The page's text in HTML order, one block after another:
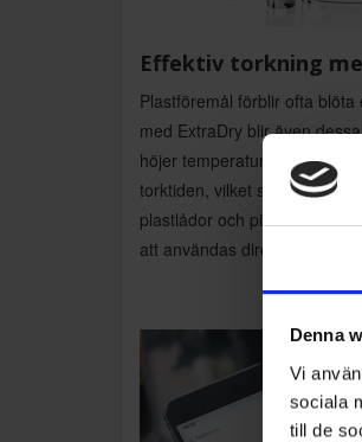
Denna
Vi
sociala
till de
Effektiv torkning
Plastföremål förblir ofta
med ExtraDry blir även
höjer temperaturen i
torktiden, vilket säkerställer
plastlådor och
att användas direkt.